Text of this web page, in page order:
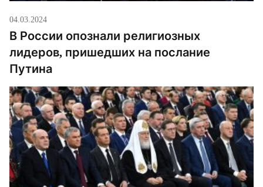
04.03.2024
В России опознали религиозных
лидеров, пришедших на послание
Путина